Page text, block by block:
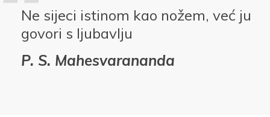
Ne sijeci istinom kao nožem, već ju
govori s ljubavlju
P. S. Mahesvarananda